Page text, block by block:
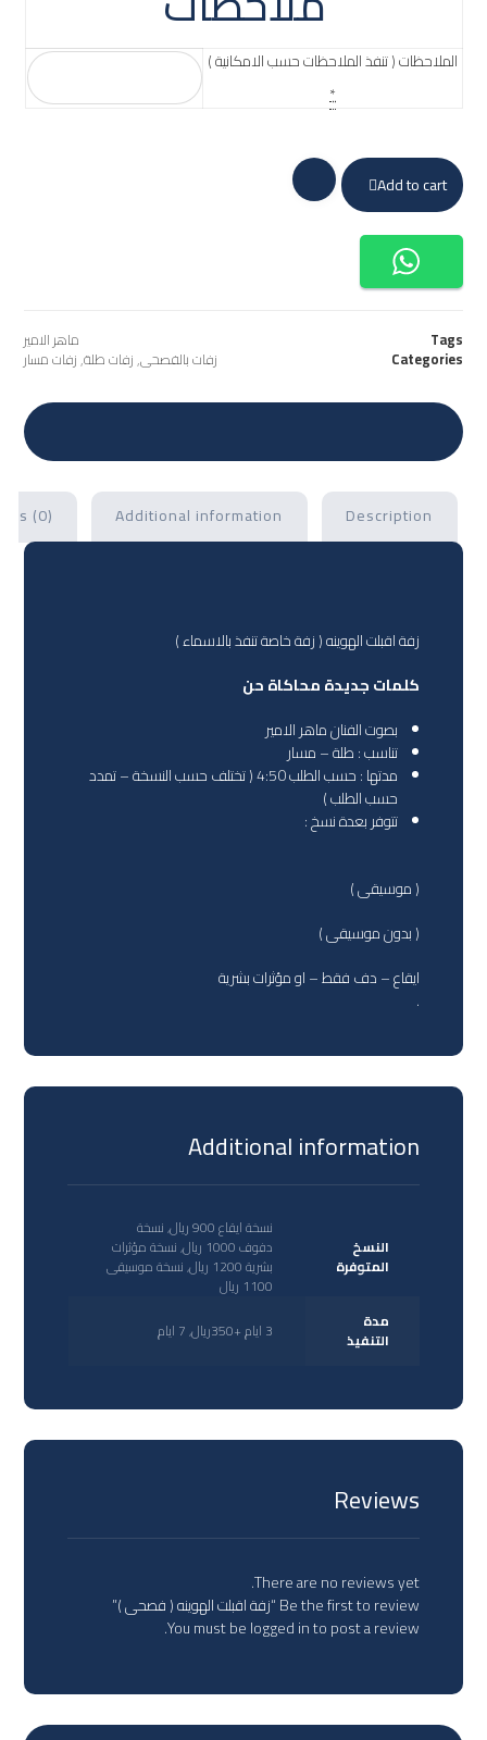
الملاحظات ( تنفذ الملاحظات حسب الامكانية )
*
Add to cart
Tags ماهر الامير
Categories زفات بالفصحى,زفات طلة,زفات مسار
Description
Additional information
(0)
زفة اقبلت الهوينه ( زفة خاصة تنفذ بالاسماء )
كلمات جديدة محاكاة حن
بصوت الفنان ماهر الامير
تناسب : طلة – مسار
مدتها : حسب الطلب 4:50 ( تختلف حسب النسخة – تمدد
حسب الطلب )
تتوفر بعدة نسخ :
( موسيقى )
( بدون موسيقى )
ايقاع – دف فقط – او مؤثرات بشرية
.
Additional information
النسخ
المتوفرة
نسخة ايقاع 900 ريال, نسخة
دفوف 1000 ريال, نسخة مؤثرات
بشرية 1200 ريال, نسخة موسيقى
1100 ريال
مدة
التنفيذ 3 ايام +350ريال, 7 ايام
Reviews
There are no reviews yet.
Be the first to review “زفة اقبلت الهوينه ( فصحى )”
You must belogged into post a review.